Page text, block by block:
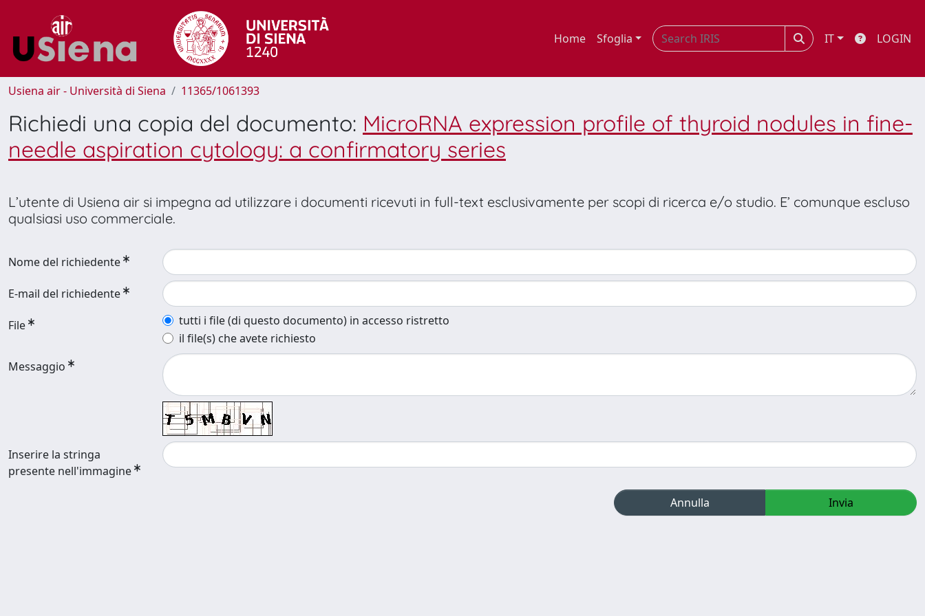
Home Sfoglia IT LOGIN
Usiena air - Università di Siena 11365/1061393
Richiedi una copia del documento: MicroRNA expression profile of thyroid nodules in fine-
needle aspiration cytology: a confirmatory series
L’utente di Usiena air si impegna ad utilizzare i documenti ricevuti in full-text esclusivamente per scopi di ricerca e/o studio. E’ comunque escluso
qualsiasi uso commerciale.
Nome del richiedente
E-mail del richiedente
File
tutti i file (di questo documento) in accesso ristretto
il file(s) che avete richiesto
Messaggio
Inserire la stringa
presente nell'immagine
Annulla Invia